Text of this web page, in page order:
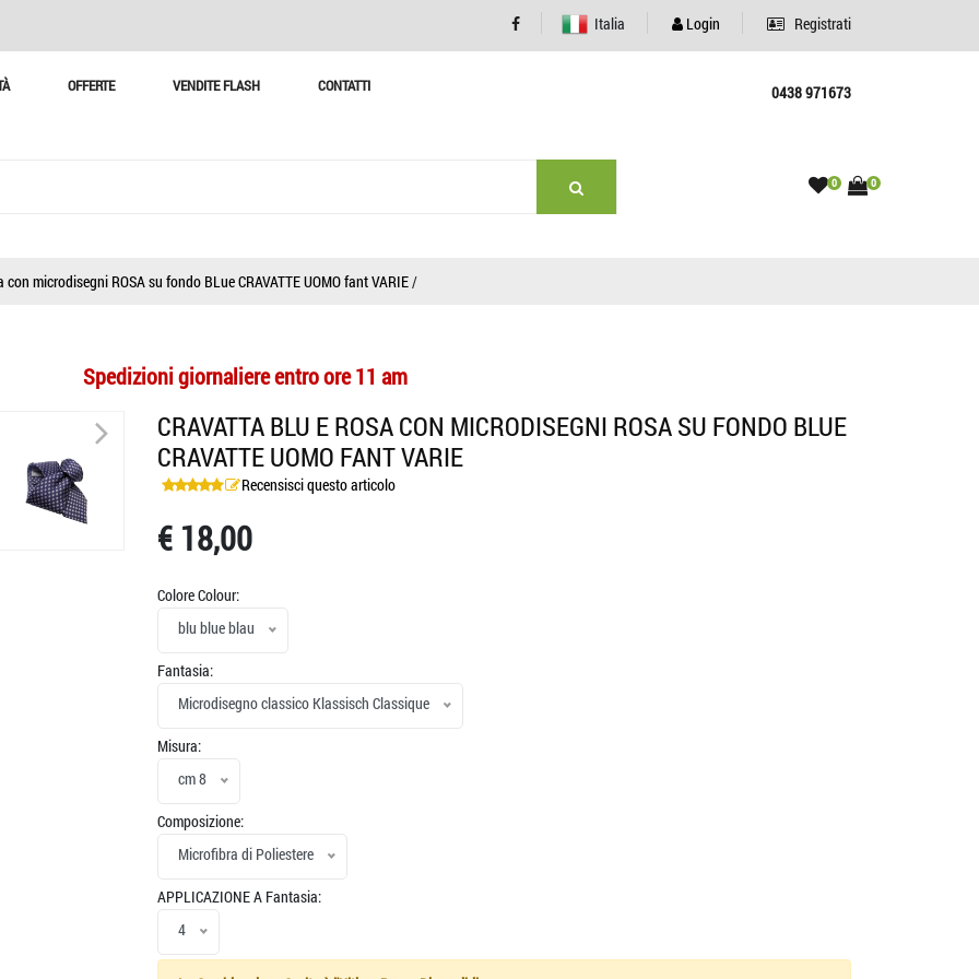
Italia Login Registrati
OFFERTE VENDITE FLASH CONTATTI 0438 971673
0 0
con microdisegni ROSA su fondo BLue CRAVATTE UOMO fant VARIE/
Spedizioni giornaliere entro ore 11 am
>
CRAVATTA BLU E ROSA CON MICRODISEGNI ROSA SU FONDO BLUE
CRAVATTE UOMO FANT VARIE
Recensisci questo articolo
€ 18,00
Colore Colour:
blu blue blau
Fantasia:
Microdisegno classico Klassisch Classique
Misura:
cm 8
Composizione:
Microfibra di Poliestere
APPLICAZIONE A Fantasia:
4